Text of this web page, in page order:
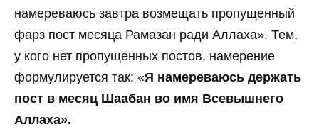
намереваюсь завтра возмещать пропущенный
фарз пост месяца Рамазан ради Аллаха». Тем,
у кого нет пропущенных постов, намерение
формулируется так: «Я намереваюсь держать
пост в месяц Шаабан во имя Всевышнего
Аллаха».